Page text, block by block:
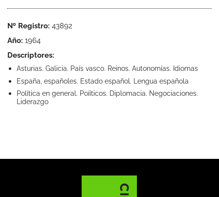
Nº Registro: 43892
Año: 1964
Descriptores:
Asturias. Galicia. País vasco. Reinos. Autonomías. Idiomas
España, españoles. Estado español. Lengua española
Política en general. Poííticos. Diplomacia. Negociaciones.
Liderazgo